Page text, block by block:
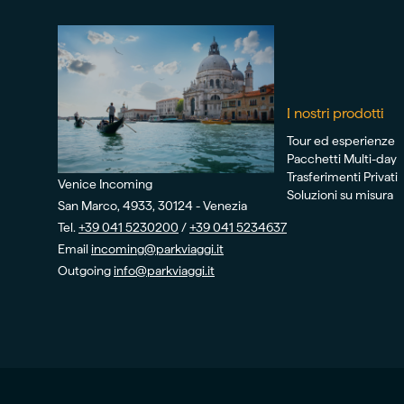
Venice Incoming
San Marco, 4933, 30124 - Venezia
Tel. +39 041 5230200 /+39 041 5234637
Emailincoming@parkviaggi.it
Outgoinginfo@parkviaggi.it
I nostri prodotti
Tour ed esperienze
Pacchetti Multi-day
Trasferimenti Privati
Soluzioni su misura